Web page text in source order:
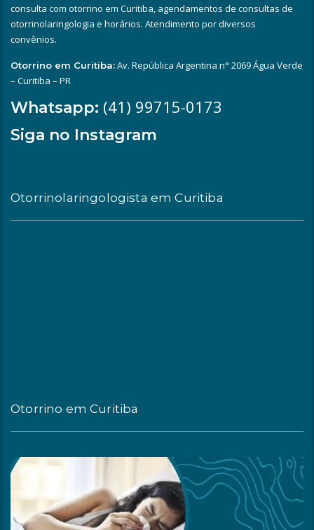
consulta com otorrino em Curitiba, agendamentos de consultas de
otorrinolaringologia e horários. Atendimento por diversos
convênios.
Otorrino em Curitiba:Av. República Argentina n° 2069 Água Verde
– Curitiba – PR
Whatsapp: (41) 99715-0173
Siga no Instagram
Otorrinolaringologista em Curitiba
Otorrino em Curitiba